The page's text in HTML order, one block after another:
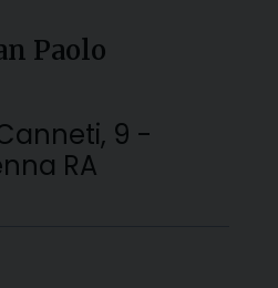
Paolo
9 -
RA